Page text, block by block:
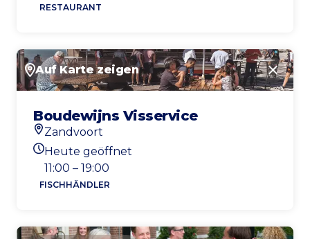
RESTAURANT
Auf Karte zeigen
Boudewijns Visservice
Standort
Zandvoort
Heutigen Öffnungszeiten
Heute geöffnet
11:00 – 19:00
FISCHHÄNDLER